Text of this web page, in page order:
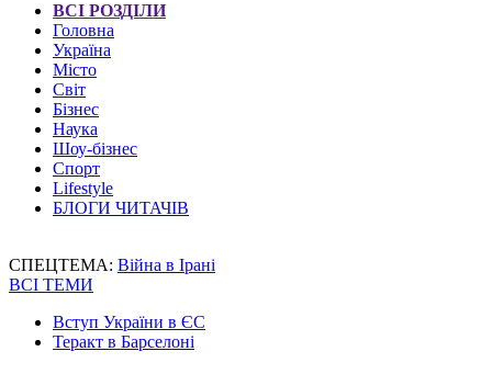
ВСІ РОЗДІЛИ
Головна
Україна
Місто
Світ
Бізнес
Наука
Шоу-бізнес
Спорт
Lifestyle
БЛОГИ ЧИТАЧІВ
СПЕЦТЕМА: Війна в Ірані
ВСІ ТЕМИ
Вступ України в ЄС
Теракт в Барселоні